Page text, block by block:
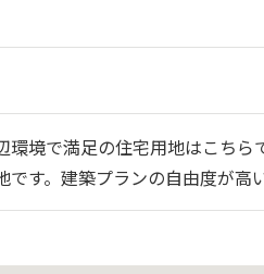
境で満足の住宅用地はこち
す。建築プランの自由度が高